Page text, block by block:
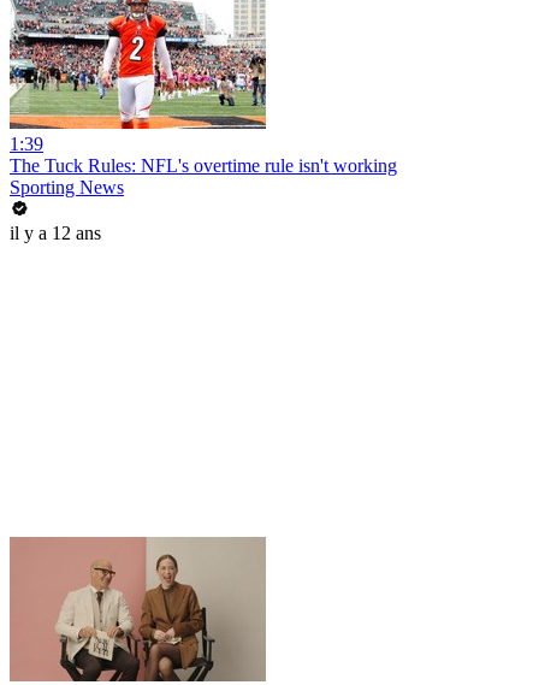
1:39
The Tuck Rules: NFL's overtime rule isn't working
Sporting News
il y a 12 ans